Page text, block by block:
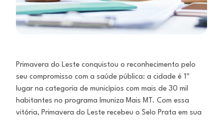
Primavera do Leste conquistou o reconhecimento pelo
seu compromisso com a saúde pública: a cidade é 1º
lugar na categoria de municípios com mais de 30 mil
habitantes no programa Imuniza Mais MT. Com essa
vitória, Primavera do Leste recebeu o Selo Prata em sua